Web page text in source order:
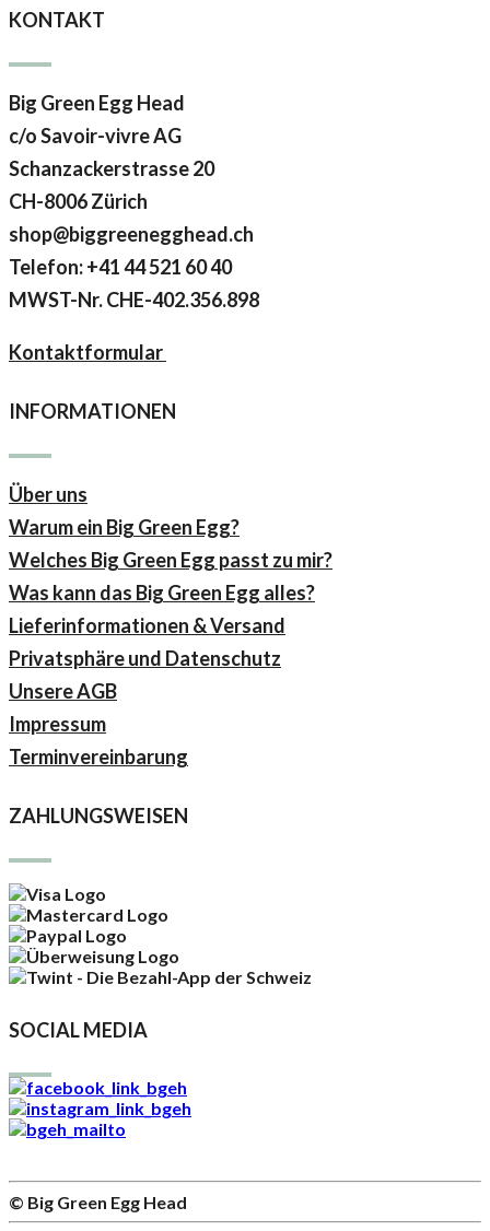
KONTAKT
Big Green Egg Head
c/o Savoir-vivre AG
Schanzackerstrasse 20
CH-8006 Zürich
shop@biggreenegghead.ch
Telefon: +41 44 521 60 40
MWST-Nr.CHE-402.356.898
Kontaktformular
INFORMATIONEN
Über uns
Warum ein Big Green Egg?
Welches Big Green Egg passt zu mir?
Was kann das Big Green Egg alles?
Lieferinformationen & Versand
Privatsphäre und Datenschutz
Unsere AGB
Impressum
Terminvereinbarung
ZAHLUNGSWEISEN
SOCIAL MEDIA
© Big Green Egg Head